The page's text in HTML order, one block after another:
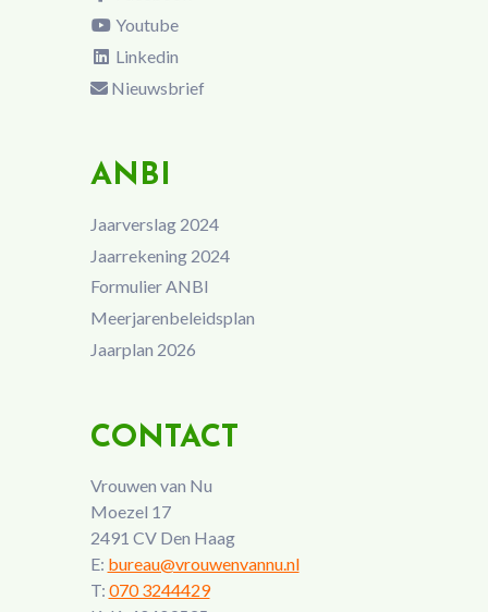
Youtube
Linkedin
Nieuwsbrief
ANBI
Jaarverslag 2024
Jaarrekening 2024
Formulier ANBI
Meerjarenbeleidsplan
Jaarplan 2026
CONTACT
Vrouwen van Nu
Moezel 17
2491 CV Den Haag
E: bureau@vrouwenvannu.nl
T: 070 3244429